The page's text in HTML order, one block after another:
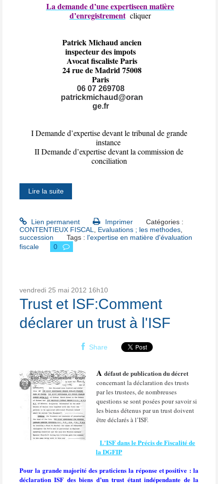
La demande d’une expertiseen matière
d’enregistrement cliquer
Patrick Michaud ancien
inspecteur des impots
Avocat fiscaliste Paris
24 rue de Madrid 75008
Paris
06 07 269708
patrickmichaud@oran
ge.fr
I Demande d’expertise devant le tribunal de grande
instance
II Demande d’expertise devant la commission de
conciliation
Lire la suite
Lien permanent Imprimer
Catégories :
CONTENTIEUX FISCAL, Evaluations ; les methodes,
succession
Tags : l'expertise en matière d'évaluation
fiscale
0
vendredi 25 mai 2012 16h10
Trust et ISF:Comment
déclarer un trust à l'ISF
Share
Adéfaut de publication du décret
concernant la déclaration des trusts
par les trustees, de nombreuses
questions se sont posées pour savoir si
les biens détenus par un trust doivent
être déclarés à l’ISF.
L'ISF dans le Précis de Fiscalité de
la DGFIP
Pour la grande majorité des praticiens la réponse et positive : la
déclaration ISF des biens d’un trust étant indépendante de la